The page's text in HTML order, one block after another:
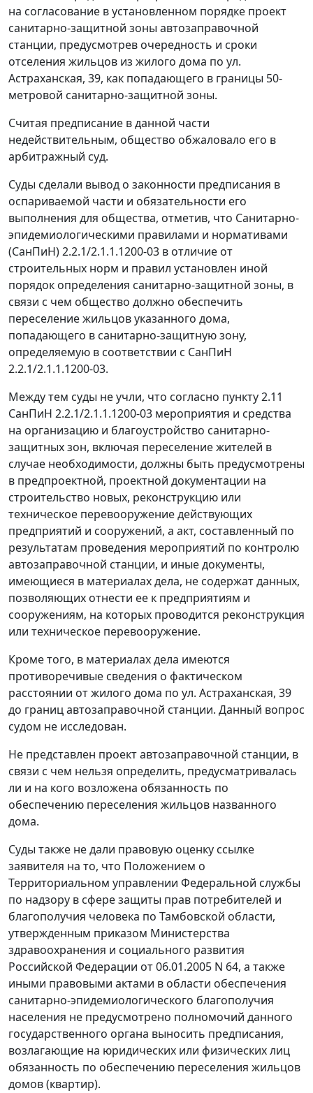
на согласование в установленном порядке проект
санитарно-защитной зоны автозаправочной
станции, предусмотрев очередность и сроки
отселения жильцов из жилого дома по ул.
Астраханская, 39, как попадающего в границы 50-
метровой санитарно-защитной зоны.
Считая предписание в данной части
недействительным, общество обжаловало его в
арбитражный суд.
Суды сделали вывод о законности предписания в
оспариваемой части и обязательности его
выполнения для общества, отметив, что Санитарно-
эпидемиологическими правилами и нормативами
(СанПиН) 2.2.1/2.1.1.1200-03 в отличие от
строительных норм и правил установлен иной
порядок определения санитарно-защитной зоны, в
связи с чем общество должно обеспечить
переселение жильцов указанного дома,
попадающего в санитарно-защитную зону,
определяемую в соответствии с СанПиН
2.2.1/2.1.1.1200-03.
Между тем суды не учли, что согласно пункту 2.11
СанПиН 2.2.1/2.1.1.1200-03 мероприятия и средства
на организацию и благоустройство санитарно-
защитных зон, включая переселение жителей в
случае необходимости, должны быть предусмотрены
в предпроектной, проектной документации на
строительство новых, реконструкцию или
техническое перевооружение действующих
предприятий и сооружений, а акт, составленный по
результатам проведения мероприятий по контролю
автозаправочной станции, и иные документы,
имеющиеся в материалах дела, не содержат данных,
позволяющих отнести ее к предприятиям и
сооружениям, на которых проводится реконструкция
или техническое перевооружение.
Кроме того, в материалах дела имеются
противоречивые сведения о фактическом
расстоянии от жилого дома по ул. Астраханская, 39
до границ автозаправочной станции. Данный вопрос
судом не исследован.
Не представлен проект автозаправочной станции, в
связи с чем нельзя определить, предусматривалась
ли и на кого возложена обязанность по
обеспечению переселения жильцов названного
дома.
Суды также не дали правовую оценку ссылке
заявителя на то, что Положением о
Территориальном управлении Федеральной службы
по надзору в сфере защиты прав потребителей и
благополучия человека по Тамбовской области,
утвержденным приказом Министерства
здравоохранения и социального развития
Российской Федерации от 06.01.2005 N 64, а также
иными правовыми актами в области обеспечения
санитарно-эпидемиологического благополучия
населения не предусмотрено полномочий данного
государственного органа выносить предписания,
возлагающие на юридических или физических лиц
обязанность по обеспечению переселения жильцов
домов (квартир).